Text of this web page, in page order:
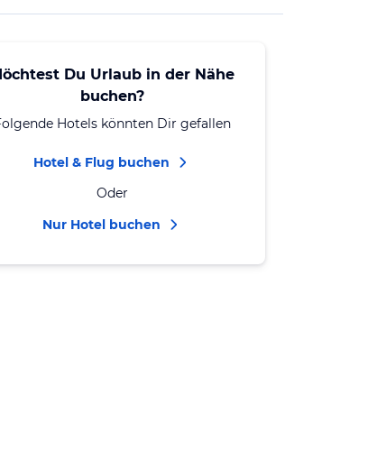
Du Urlaub in der Nähe
buchen?
Hotels könnten Dir gefallen
Hotel & Flug buchen
Oder
Nur Hotel buchen